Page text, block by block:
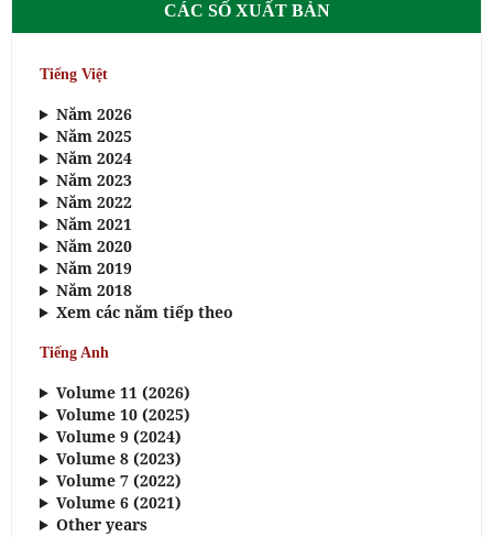
CÁC SỐ XUẤT BẢN
Tiếng Việt
Năm 2026
Năm 2025
Năm 2024
Năm 2023
Năm 2022
Năm 2021
Năm 2020
Năm 2019
Năm 2018
Xem các năm tiếp theo
Tiếng Anh
Volume 11 (2026)
Volume 10 (2025)
Volume 9 (2024)
Volume 8 (2023)
Volume 7 (2022)
Volume 6 (2021)
Other years